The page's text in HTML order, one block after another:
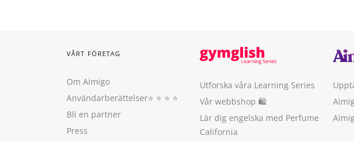
VÅRT FÖRETAG
Om Aimigo
Användarberättelser⭐️ ⭐️ ⭐️ ⭐️
Bli en partner
Press
Utforska våra Learning Series
Vår webbshop 🛍
Lär dig engelska med Perfume
California